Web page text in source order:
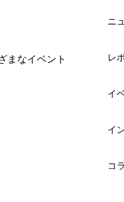
まなイベント
ニ
レ
イ
イ
コ